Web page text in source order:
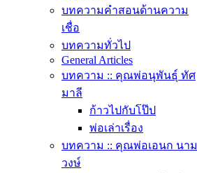
บทความคำสอนด้านความ
เชื่อ
บทความทั่วไป
General Articles
บทความ :: คุณพ่อนุพันธุ์ ทัศ
มาลี
ก้าวไปกับโป๊ป
พ่อเล่าเรื่อง
บทความ :: คุณพ่อเอนก นาม
วงษ์